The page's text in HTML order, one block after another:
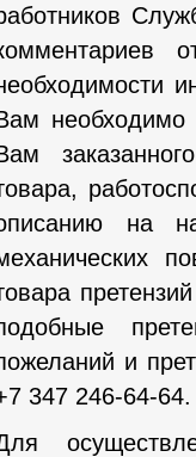
на
и
347 246-64-64.